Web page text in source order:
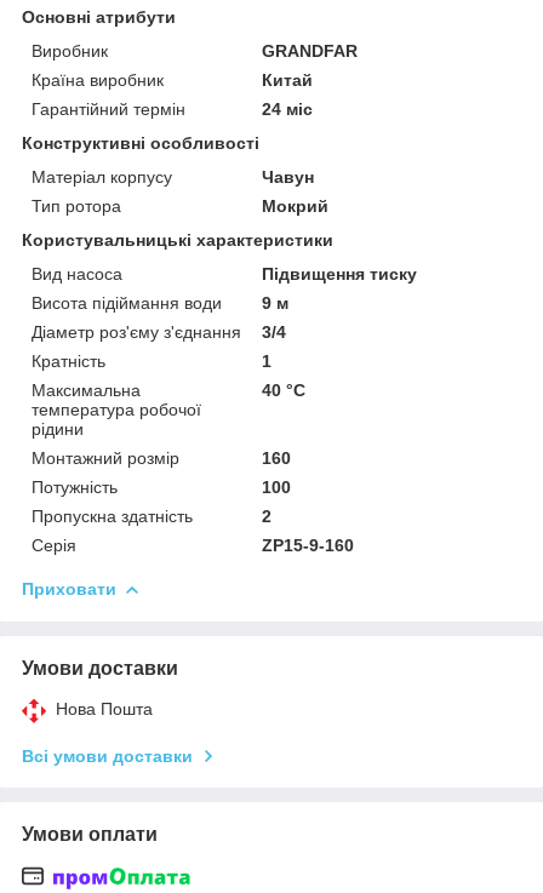
Основні атрибути
Виробник
GRANDFAR
Країна виробник
Китай
Гарантійний термін
24 міс
Конструктивні особливості
Матеріал корпусу
Чавун
Тип ротора
Мокрий
Користувальницькі характеристики
Вид насоса
Підвищення тиску
Висота підіймання води
9 м
Діаметр роз'єму з'єднання
3/4
Кратність
1
Максимальна
температура робочої
рідини
40 °С
Монтажний розмір
160
Потужність
100
Пропускна здатність
2
Серія
ZP15-9-160
Приховати
Умови доставки
Нова Пошта
Всі умови доставки
Умови оплати